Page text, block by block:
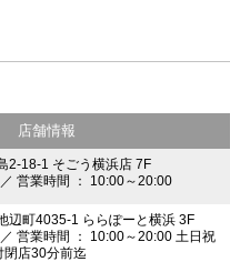
店舗情報
2-18-1 そごう横浜店 7F
営業時間 ： 10:00～20:00
辺町4035-1 ららぽーと横浜 3F
営業時間 ： 10:00～20:00 土日祝
店30分前迄